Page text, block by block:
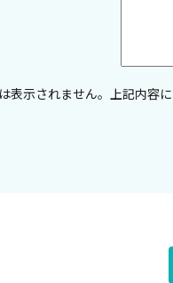
表示されません。上記内容